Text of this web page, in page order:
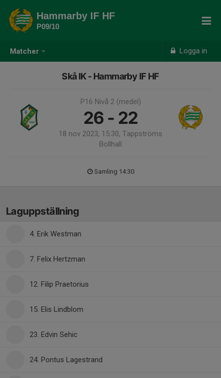
Matcher Logga in
Hammarby IF HF
P09/10
Skå IK - Hammarby IF HF
P16 Nivå 2 (medel)
26 - 22
18 nov 2023, 15:30, Tappströms
Bollhall
Samling 14:30
Laguppställning
4. Erik Westman
7. Felix Hertzman
12. Filip Praetorius
15. Elis Lindblom
23. Edvin Sehic
24. Pontus Lagestrand